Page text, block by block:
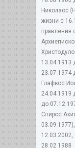
Николаос
жизни с
правления
13.04.1913
23.07.1974
Глафкос
24.04.1919
до
Спирос
28.02.1988